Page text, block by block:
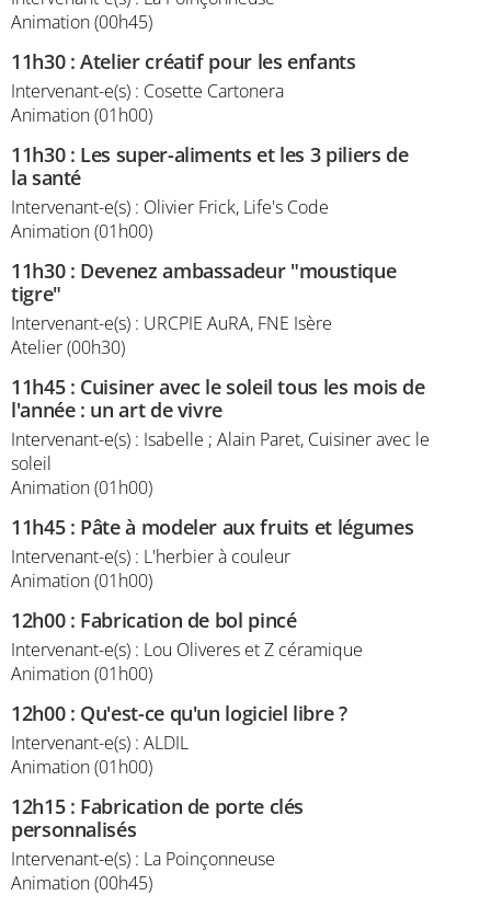
Animation (00h45)
11h30:Atelier créatif pour les enfants
Intervenant-e(s) : Cosette Cartonera
Animation (01h00)
11h30: Les super-aliments et les 3 piliers de
la santé
Intervenant-e(s) : Olivier Frick, Life's Code
Animation (01h00)
11h30: Devenez ambassadeur "moustique
tigre"
Intervenant-e(s) : URCPIE AuRA, FNE Isère
Atelier (00h30)
11h45: Cuisiner avec le soleil tous les mois de
l'année : un art de vivre
Intervenant-e(s) : Isabelle ; Alain Paret, Cuisiner avec le
soleil
Animation (01h00)
11h45: Pâte à modeler aux fruits et légumes
Intervenant-e(s) : L'herbier à couleur
Animation (01h00)
12h00: Fabrication de bol pincé
Intervenant-e(s) : Lou Oliveres et Z céramique
Animation (01h00)
12h00: Qu'est-ce qu'un logiciel libre ?
Intervenant-e(s) : ALDIL
Animation (01h00)
12h15: Fabrication de porte clés
personnalisés
Intervenant-e(s) : La Poinçonneuse
Animation (00h45)